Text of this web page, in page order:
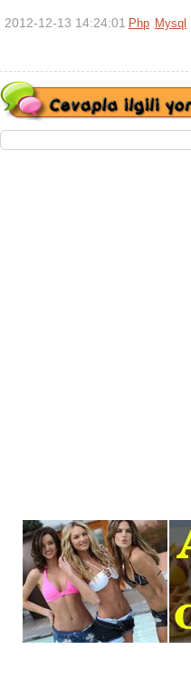
2012-12-13 14:24:01 Php Mysql